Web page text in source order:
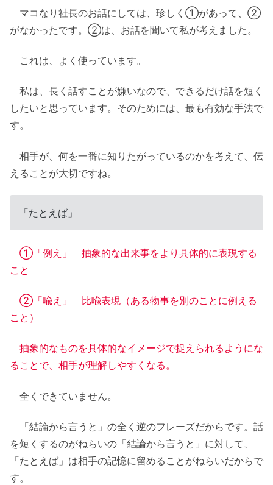
マコなり社長のお話にしては、珍しく①があって、②
がなかったです。②は、お話を聞いて私が考えました。
これは、よく使っています。
私は、長く話すことが嫌いなので、できるだけ話を短く
したいと思っています。そのためには、最も有効な手法で
す。
相手が、何を一番に知りたがっているのかを考えて、伝
えることが大切ですね。
「たとえば」
①「例え」 抽象的な出来事をより具体的に表現する
こと
②「喩え」 比喩表現（ある物事を別のことに例える
こと）
抽象的なものを具体的なイメージで捉えられるようにな
ることで、相手が理解しやすくなる。
全くできていません。
「結論から言うと」の全く逆のフレーズだからです。話
を短くするのがねらいの「結論から言うと」に対して、
「たとえば」は相手の記憶に留めることがねらいだからで
す。